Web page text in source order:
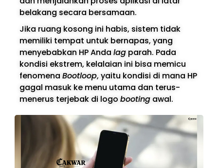
belakang secara bersamaan.
Jika ruang kosong ini habis, sistem tidak
memiliki tempat untuk bernapas, yang
menyebabkan HP Anda lag parah. Pada
kondisi ekstrem, kelalaian ini bisa memicu
fenomena Bootloop, yaitu kondisi di mana HP
gagal masuk ke menu utama dan terus-
menerus terjebak di logo booting awal.